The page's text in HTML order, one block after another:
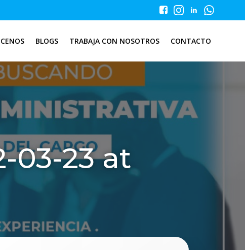
BLOGS TRABAJA CON NOSOTROS CONTACTO
03-23 at